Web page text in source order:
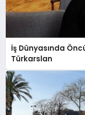
İş Dünyasında
Türkarslan